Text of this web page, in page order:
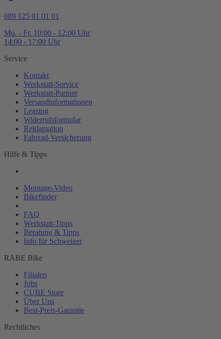
089 125 01 01 01
Mo. - Fr. 10:00 - 12:00 Uhr
14:00 - 17:00 Uhr
Service
Kontakt
Werkstatt-Service
Werkstatt-Partner
Versandinformationen
Leasing
Widerrufsformular
Reklamation
Fahrrad-Versicherung
Hilfe & Tipps
Montage-Video
Bikefinder
FAQ
Werkstatt-Tipps
Beratung & Tipps
Info für Schweizer
RABE Bike
Filialen
Jobs
CUBE Store
Über Uns
Best-Preis-Garantie
Rechtliches